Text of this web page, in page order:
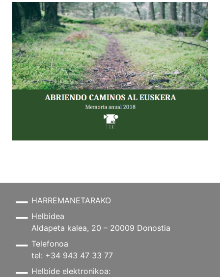
HARREMANETARAKO
Helbidea
Aldapeta kalea, 20 – 20009 Donostia
Telefonoa
tel: +34 943 47 33 77
Helbide elektronikoa: